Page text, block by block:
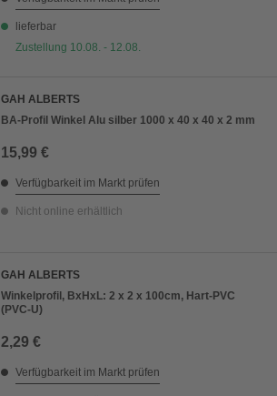
lieferbar
Zustellung 10.08. - 12.08.
GAH ALBERTS
BA-Profil Winkel Alu silber 1000 x 40 x 40 x 2 mm
15,99 €
Verfügbarkeit im Markt prüfen
Nicht online erhältlich
GAH ALBERTS
Winkelprofil, BxHxL: 2 x 2 x 100cm, Hart-PVC
(PVC-U)
2,29 €
Verfügbarkeit im Markt prüfen